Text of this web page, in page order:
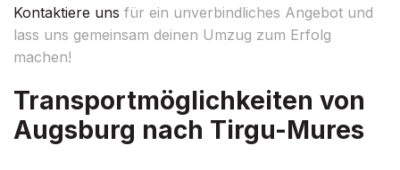
Kontaktiere uns für ein unverbindliches Angebot und
lass uns gemeinsam deinen Umzug zum Erfolg
machen!
Transportmöglichkeiten von
Augsburg nach Tirgu-Mures